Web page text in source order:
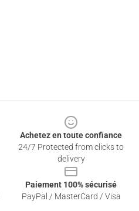
Achetez en toute confiance
24/7 Protected from clicks to
delivery
Paiement 100% sécurisé
PayPal / MasterCard / Visa